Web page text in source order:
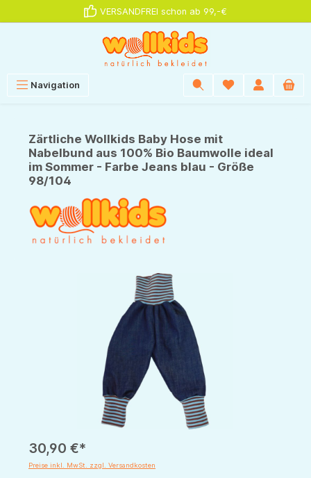
VERSANDFREI schon ab 99,-€
Navigation
Zärtliche Wollkids Baby Hose mit
Nabelbund aus 100% Bio Baumwolle ideal
im Sommer - Farbe Jeans blau - Größe
98/104
Bildergalerie überspringen
30,90 €*
Preise inkl. MwSt. zzgl. Versandkosten